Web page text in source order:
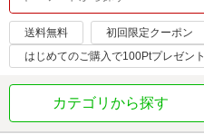
送料無料 初回限定クーポン
はじめてのご購入で100Ptプレゼント
カテゴリから探す